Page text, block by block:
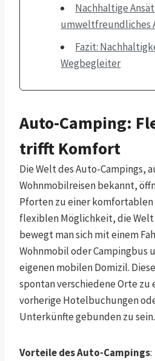
Nachhaltige
umweltfreundliches
Fazit:
Wegbegleiter
Auto-Camping:
trifft Komfort
Die Welt des Auto-Campings,
Wohnmobilreisen bekannt,
Pforten zu einer
flexiblen Möglichkeit, die
bewegt man sich mit einem
Wohnmobil oder Campingbus
eigenen mobilen Domizil.
spontan verschiedene Orte zu
vorherige Hotelbuchungen
Unterkünfte gebunden zu sein.
Vorteile des Auto-Campings: